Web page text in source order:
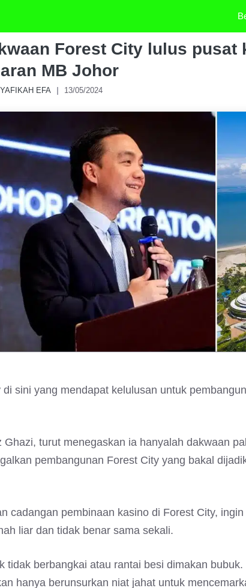
Forest City lulus pusat
MB Johor
EFA 13/05/2024
sini yang mendapat kelulusan untuk
turut menegaskan ia hanyalah dakwaan
pembangunan Forest City yang bakal
cadangan pembinaan kasino di Forest City,
liar dan tidak benar sama sekali.
tidak berbangkai atau rantai besi dimakan
hanya berunsurkan niat jahat untuk